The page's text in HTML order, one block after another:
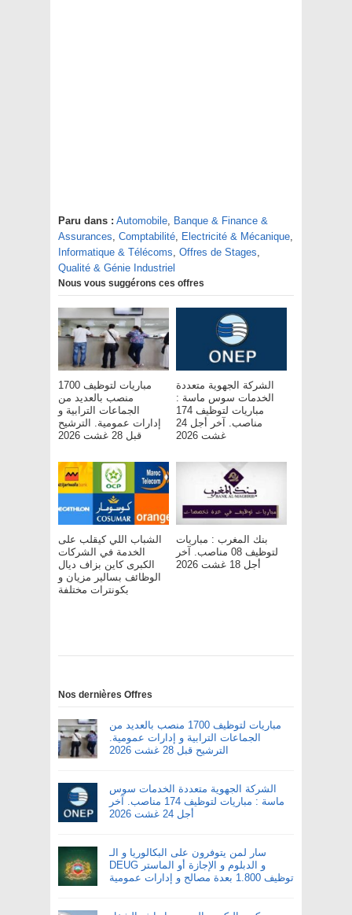
Paru dans : Automobile, Banque & Finance &
Assurances, Comptabilité, Electricité & Mécanique,
Informatique & Télécoms, Offres de Stages,
Qualité & Génie Industriel
Nous vous suggérons ces offres
مباريات لتوظيف 1700
منصب بالعديد من
الجماعات الترابية و
إدارات عمومية. الترشيح
قبل 28 غشت 2026
الشركة الجهوية متعددة
الخدمات سوس ماسة :
مباريات لتوظيف 174
مناصب. آخر أجل 24
غشت 2026
الشباب اللي كيقلب على
الخدمة في الشركات
الكبرى كاين بزاف ديال
الوظائف بسالير مزيان و
بكونترات مختلفة
بنك المغرب : مباريات
لتوظيف 08 مناصب. آخر
أجل 18 غشت 2026
Nos dernières Offres
مباريات لتوظيف 1700 منصب بالعديد من
الجماعات الترابية و إدارات عمومية.
الترشيح قبل 28 غشت 2026
الشركة الجهوية متعددة الخدمات سوس
ماسة : مباريات لتوظيف 174 مناصب. آخر
أجل 24 غشت 2026
سار لمن يتوفرون على البكالوريا و الـ
DEUG و الدبلوم و الإجازة أو الماستر
توظيف 1.800 بعدة مصالح و إدارات عمومية